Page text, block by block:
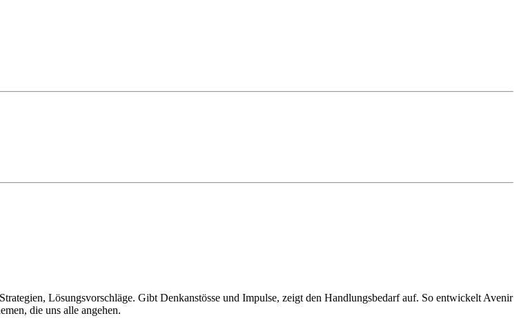
Lösungsvorschläge. Gibt Denkanstösse und Impulse, zeigt den Handlungsbedarf auf. So entwickelt Avenir
die uns alle angehen.